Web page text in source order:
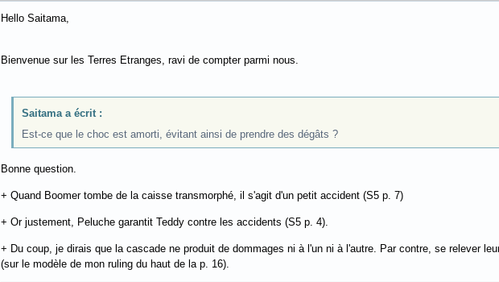
Hello Saitama,
Bienvenue sur les Terres Etranges, ravi de compter parmi nous.
Saitama a écrit :
Est-ce que le choc est amorti, évitant ainsi de prendre des dégâts ?
Bonne question.
+ Quand Boomer tombe de la caisse transmorphé, il s'agit d'un petit accident (S5 p. 7)
+ Or justement, Peluche garantit Teddy contre les accidents (S5 p. 4).
+ Du coup, je dirais que la cascade ne produit de dommages ni à l'un ni à l'autre. Par contre, se relever
(sur le modèle de mon ruling du haut de la p. 16).